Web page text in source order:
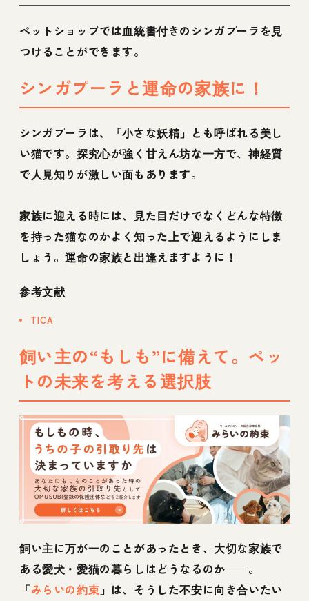
ペットショップでは血統書付きのシンガプーラを見
つけることができます。
シンガプーラと運命の家族に！
シンガプーラは、「小さな妖精」とも呼ばれる美し
い猫です。探究心が強く甘えん坊な一方で、神経質
で人見知りが激しい面もあります。
家族に迎える時には、見た目だけでなくどんな特徴
を持った猫なのかよく知った上で迎えるようにしま
しょう。運命の家族と出逢えますように！
参考文献
TICA
飼い主の“もしも”に備えて。ペッ
トの未来を考える選択肢
飼い主に万が一のことがあったとき、大切な家族で
ある愛犬・愛猫の暮らしはどうなるのか——。
「みらいの約束 」は、そうした不安に向き合いたい